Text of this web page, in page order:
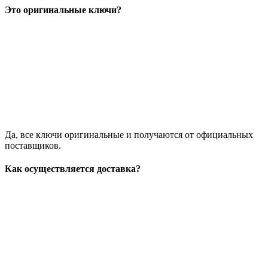
Это оригинальные ключи?
Да, все ключи оригинальные и получаются от официальных
поставщиков.
Как осуществляется доставка?